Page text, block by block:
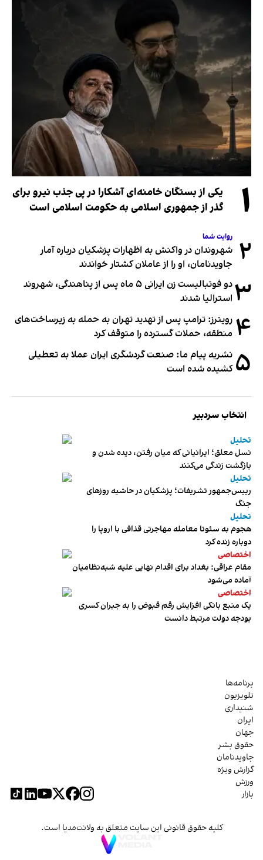
۱
یکی از بستگان خامنه‌ای آشکارا در پی جذب نیرو برای
گذر از جمهوری اسلامی به حکومت اسلامی است
۲ روایت شما
شهروندان در واکنش به اظهارات پزشکیان درباره آمار
جاویدنامان، او را از عاملان کشتار خواندند
۳
دو فوتبالیست زن ایرانی ۵ ماه پس از پناهندگی، شهروند
استرالیا شدند
۴ رویترز: ترامپ پس از تهدید تهران به حمله به زیرساخت‌های
منطقه، حملات گسترده را متوقف کرد
۵ نشریه پیام ما: صنعت گردشگری ایران عملا به تعطیلی
کشیده شده است
انتخاب سردبیر
تحلیل
نسل معلق؛ ایرانیانی که میان رفتن، دیده شدن و
بازگشت زندگی می‌کنند
تحلیل
رییس‌جمهور تشریفات؛ پزشکیان در حاشیه روزهای
جنگ
تحلیل
هجوم به سئوتا معامله مهاجرتی قذافی با اروپا را
دوباره زنده کرد
اختصاصی
مقام عراقی: بغداد برای اقدام نهایی علیه شبه‌نظامیان
آماده می‌شود
اختصاصی
یک منبع بانکی افزایش رقم قبوض را به جبران کسری
بودجه دولت مرتبط دانست
برنامه‌ها
تلویزیون
شنیداری
ایران
جهان
حقوق بشر
جاویدنامان
گزارش ویژه
ورزش
بازار
کلیه حقوق قانونی این سایت متعلق به ولانت‌مدیا است.